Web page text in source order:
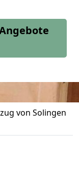
von Solingen